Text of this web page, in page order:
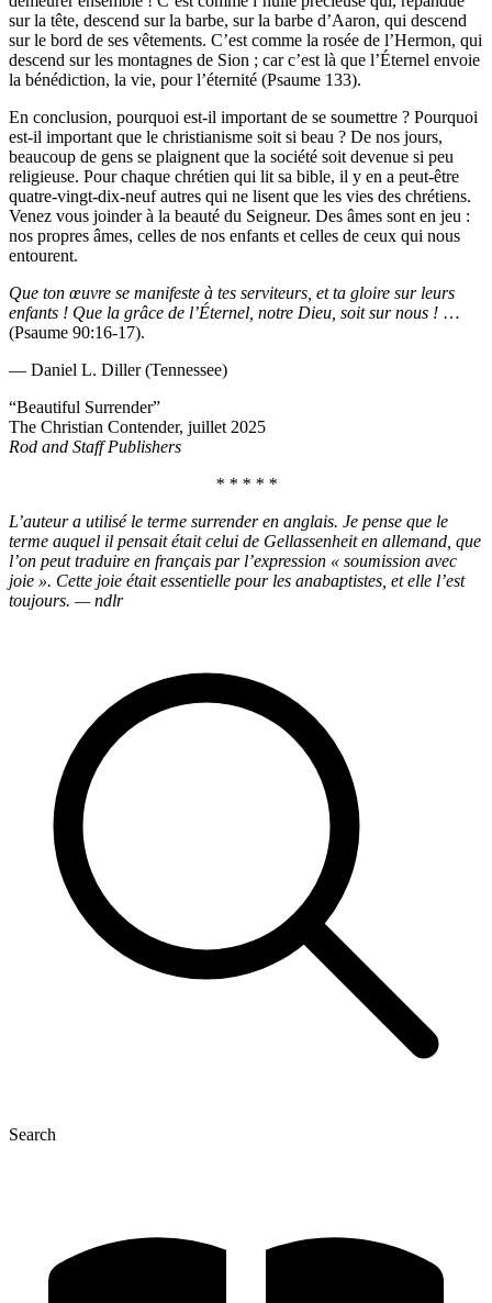
sur la tête, descend sur la barbe, sur la barbe d’Aaron, qui descend
sur le bord de ses vêtements. C’est comme la rosée de l’Hermon, qui
descend sur les montagnes de Sion ; car c’est là que l’Éternel envoie
la bénédiction, la vie, pour l’éternité (Psaume 133).
En conclusion, pourquoi est-il important de se soumettre ? Pourquoi
est-il important que le christianisme soit si beau ? De nos jours,
beaucoup de gens se plaignent que la société soit devenue si peu
religieuse. Pour chaque chrétien qui lit sa bible, il y en a peut-être
quatre-vingt-dix-neuf autres qui ne lisent que les vies des chrétiens.
Venez vous joinder à la beauté du Seigneur. Des âmes sont en jeu :
nos propres âmes, celles de nos enfants et celles de ceux qui nous
entourent.
Que ton œuvre se manifeste à tes serviteurs, et ta gloire sur leurs
enfants ! Que la grâce de l’Éternel, notre Dieu, soit sur nous ! …
(Psaume 90:16-17).
— Daniel L. Diller (Tennessee)
“Beautiful Surrender”
The Christian Contender, juillet 2025
Rod and Staff Publishers
* * * * *
L’auteur a utilisé le terme surrender en anglais. Je pense que le
terme auquel il pensait était celui de Gellassenheit en allemand, que
l’on peut traduire en français par l’expression « soumission avec
joie ». Cette joie était essentielle pour les anabaptistes, et elle l’est
toujours. — ndlr
Search